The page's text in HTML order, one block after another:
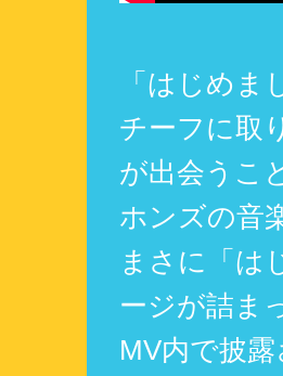
「はじめ
チーフに取
が出会うこ
ホンズの音
まさに「は
ージが詰ま
MV内で披